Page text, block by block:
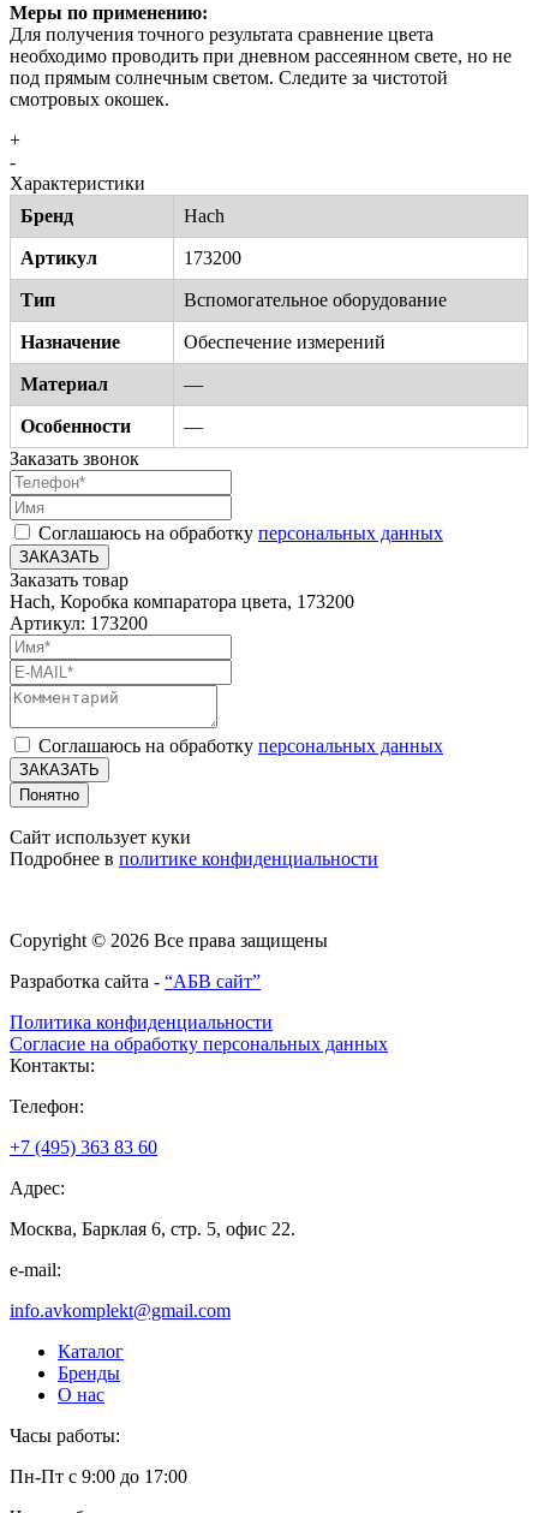
Меры по применению:
Для получения точного результата сравнение цвета
необходимо проводить при дневном рассеянном свете, но не
под прямым солнечным светом. Следите за чистотой
смотровых окошек.
+
-
Характеристики
Бренд
Hach
Артикул 173200
Тип Вспомогательное оборудование
Назначение Обеспечение измерений
Материал —
Особенности
—
Заказать звонок
Соглашаюсь на обработку персональных данных
ЗАКАЗАТЬ
Заказать товар
Hach, Коробка компаратора цвета, 173200
Артикул: 173200
Соглашаюсь на обработку персональных данных
ЗАКАЗАТЬ
Понятно
Сайт использует куки
Подробнее в политике конфиденциальности
Copyright © 2026 Все права защищены
Разработка сайта - “АБВ сайт”
Политика конфиденциальности
Согласие на обработку персональных данных
Контакты:
Телефон:
+7 (495) 363 83 60
Адрес:
Москва, Барклая 6, стр. 5, офис 22.
e-mail:
info.avkomplekt@gmail.com
Каталог
Бренды
О нас
Часы работы:
Пн-Пт с 9:00 до 17:00